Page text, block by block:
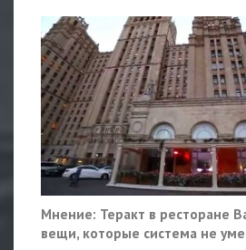
Мнение: Теракт в ресторане
вещи, которые система не